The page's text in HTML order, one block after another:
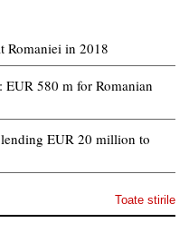
Romaniei in 2018
580 m for Romanian
EUR 20 million to
Toate stirile